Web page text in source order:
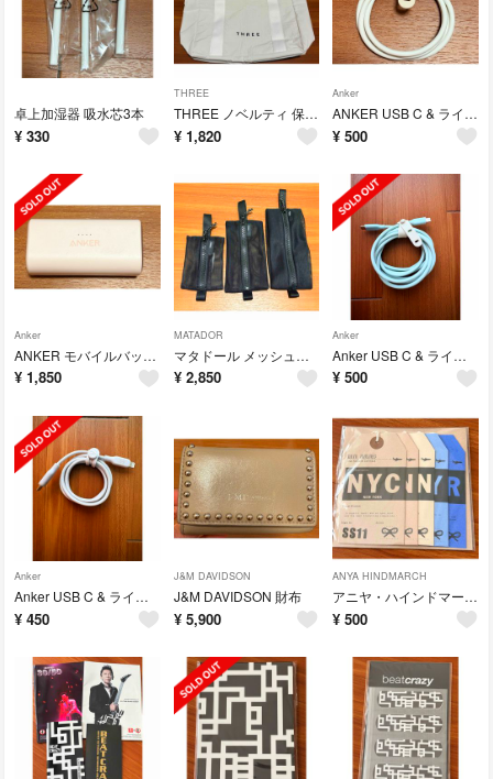
卓上加湿器 吸水芯3本
¥ 330
THREE
THREE ノベルティ 保冷バッグ
¥ 1,820
Anker
ANKER USB C & ライトニングケーブル 0.9M
¥ 500
Anker
ANKER モバイルバッテリー NANO POWER BANK
¥ 1,850
MATADOR
マタドール メッシュオーガナイザーバッグセット
¥ 2,850
Anker
Anker USB C & ライトニングケーブル 1.8m
¥ 500
Anker
Anker USB C & ライトニングケーブル 0.9m
¥ 450
J&M DAVIDSON
J&M DAVIDSON 財布
¥ 5,900
ANYA HINDMARCH
アニヤ・ハインドマーチ ノベルティ
¥ 500